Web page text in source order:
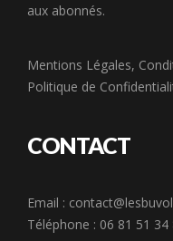
aux abonnés.
Mentions Légales,
Politique de
CONTACT
Email :
Téléphone : 06 81 51 34